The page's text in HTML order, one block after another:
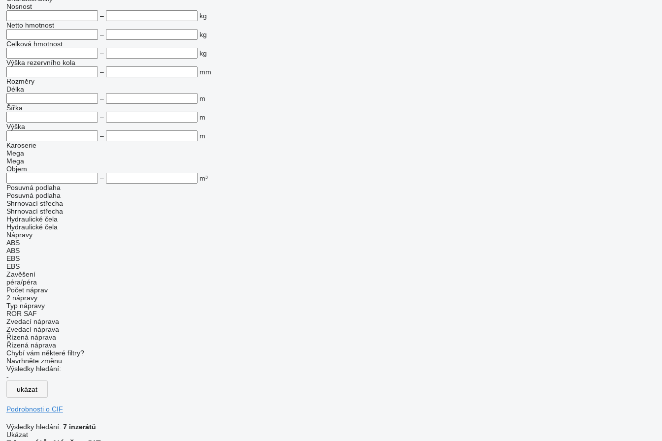
Nosnost
–
kg
Netto hmotnost
–
kg
Celková hmotnost
–
kg
Výška rezervního kola
–
mm
Rozměry
Délka
–
m
Šířka
–
m
Výška
–
m
Karoserie
Mega
Mega
Objem
–
m³
Posuvná podlaha
Posuvná podlaha
Shrnovací střecha
Shrnovací střecha
Hydraulické čela
Hydraulické čela
Nápravy
ABS
ABS
EBS
EBS
Zavěšení
péra/péra
Počet náprav
2 nápravy
Typ nápravy
ROR SAF
Zvedací náprava
Zvedací náprava
Řízená náprava
Řízená náprava
Chybí vám některé filtry?
Navrhněte změnu
Výsledky hledání:
-
ukázat
Podrobnosti o CIF
Výsledky hledání: 7 inzerátů
Ukázat